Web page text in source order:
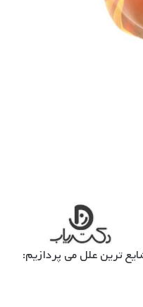
ترین علل می پردازیم: